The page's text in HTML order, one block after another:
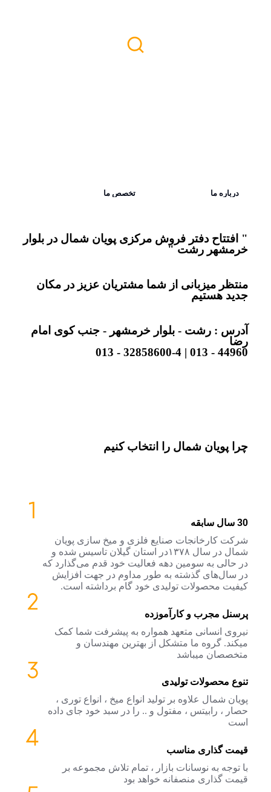
درباره ما تخصص ما
" افتتاح دفتر فروش مرکزی پویان شمال در بلوار
خرمشهر رشت "
منتظر میزبانی از شما مشتریان عزیز در مکان
جدید هستیم
آدرس : رشت - بلوار خرمشهر - جنب کوی امام
رضا
44960 - 013 | 32858600-4 - 013
چرا پویان شمال را انتخاب کنیم
30 سال سابقه
شرکت کارخانجات صنایع فلزی و میخ سازی پویان
شمال در سال ۱۳۷۸در استان گیلان تاسیس شده و
در حالی به سومین دهه فعالیت خود قدم می‌گذارد که
در سال‌های گذشته به طور مداوم در جهت افزایش
کیفیت محصولات تولیدی خود گام برداشته است.
پرسنل مجرب و کارآموزده
نیروی انسانی متعهد همواره به پیشرفت شما کمک
میکند. گروه ما متشکل از بهترین مهندسان و
متخصصان میباشد
تنوع محصولات تولیدی
پویان شمال علاوه بر تولید انواع میخ ، انواع توری ،
حصار ، رابیتس ، مفتول و .. را در سبد خود جای داده
است
قیمت گذاری مناسب
با توجه به نوسانات بازار ، تمام تلاش مجموعه بر
قیمت گذاری منصفانه خواهد بود